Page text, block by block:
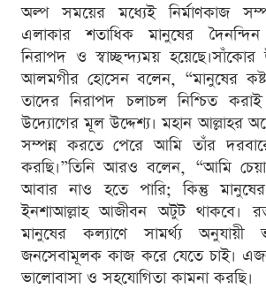
অল্প সময়ের মধ্যেই নির্মাণকাজ
এলাকার শতাধিক মানুষের
নিরাপদ ও স্বাচ্ছন্দ্যময়
আলমগীর হোসেন বলেন, “মানুষের
তাদের নিরাপদ চলাচল নিশ্চিত
উদ্যোগের মূল উদ্দেশ্য। মহান আল্লাহর
সম্পন্ন করতে পেরে আমি তাঁর
করছি।”তিনি আরও বলেন, “আমি
আবার নাও হতে পারি; কিন্তু
ইনশাআল্লাহ আজীবন অটুট থাকবে।
মানুষের কল্যাণে সামর্থ্য
জনসেবামূলক কাজ করে যেতে চাই।
ভালোবাসা ও সহযোগিতা কামনা করছি।